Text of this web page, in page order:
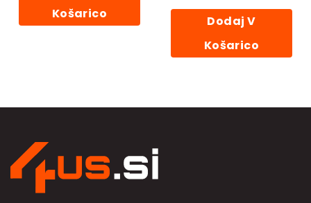
Košarico
Dodaj V
Košarico